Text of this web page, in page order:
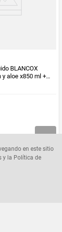
en este sitio
y la Política de
BLANCOX